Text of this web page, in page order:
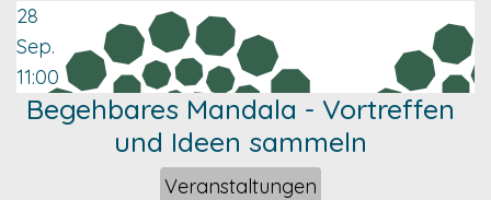
28
Sep.
11:00
Begehbares Mandala - Vortreffen
und Ideen sammeln
Veranstaltungen